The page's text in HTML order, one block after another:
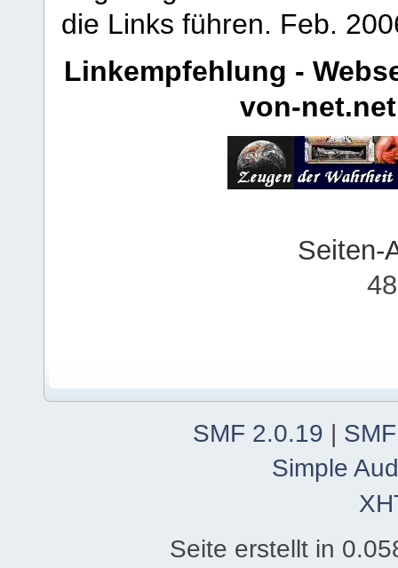
die Links führen. Feb.
Linkempfehlung -
von-net.net
Seiten-
SMF 2.0.19 |
Simple
Seite erstellt in